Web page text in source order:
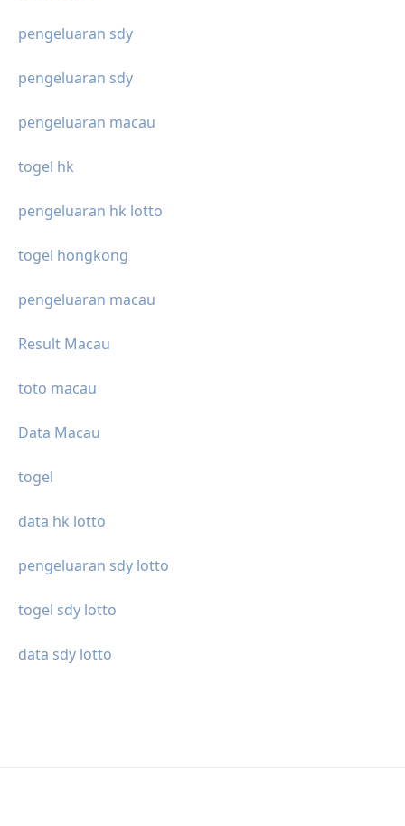
pengeluaran sdy
pengeluaran sdy
pengeluaran macau
togel hk
pengeluaran hk lotto
togel hongkong
pengeluaran macau
Result Macau
toto macau
Data Macau
togel
data hk lotto
pengeluaran sdy lotto
togel sdy lotto
data sdy lotto